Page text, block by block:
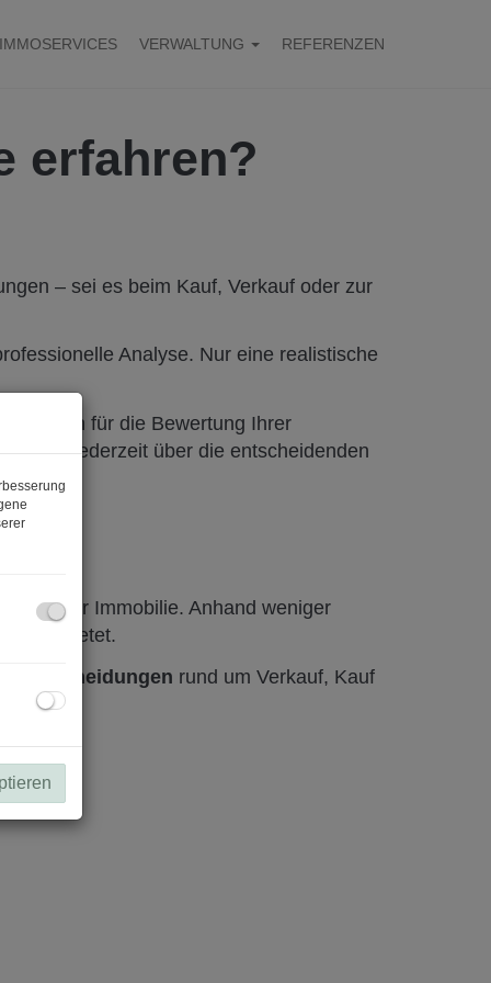
IMMOSERVICES VERWALTUNG REFERENZEN
erfahren?
– sei es beim Kauf, Verkauf oder zur
Analyse. Nur eine realistische
für die Bewertung Ihrer
Sie jederzeit über die entscheidenden
Ihrer Immobilie. Anhand weniger
bietet.
Entscheidungen rund um Verkauf, Kauf